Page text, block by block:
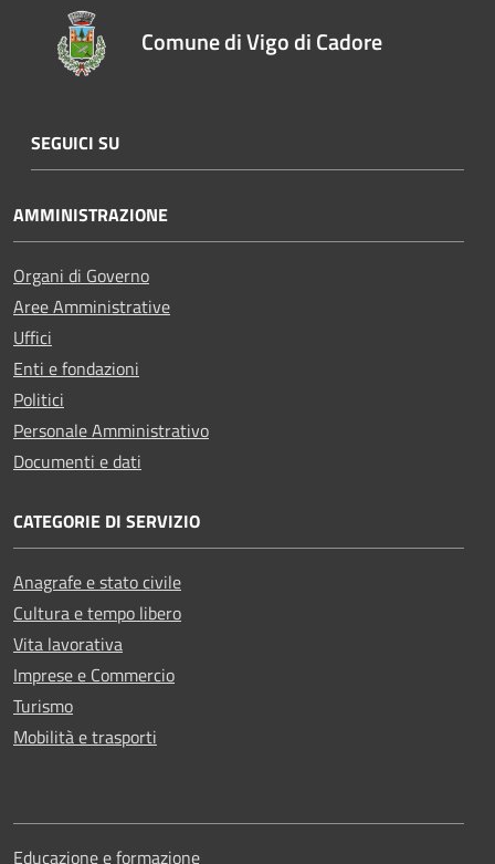
Comune di Vigo di Cadore
SEGUICI SU
AMMINISTRAZIONE
Organi di Governo
Aree Amministrative
Uffici
Enti e fondazioni
Politici
Personale Amministrativo
Documenti e dati
CATEGORIE DI SERVIZIO
Anagrafe e stato civile
Cultura e tempo libero
Vita lavorativa
Imprese e Commercio
Turismo
Mobilità e trasporti
Educazione e formazione